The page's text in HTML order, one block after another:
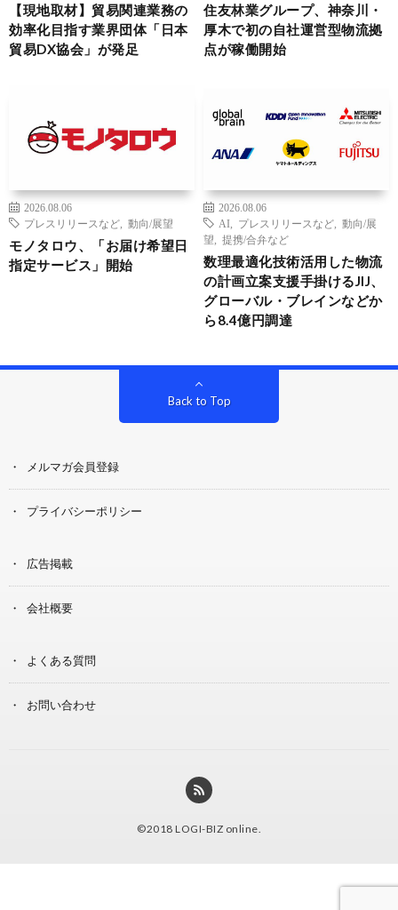
【現地取材】貿易関連業務の
効率化目指す業界団体「日本
貿易DX協会」が発足
住友林業グループ、神奈川・
厚木で初の自社運営型物流拠
点が稼働開始
2026.08.06
プレスリリースなど
動向/展望
モノタロウ、「お届け希望日
指定サービス」開始
2026.08.06
AI
プレスリリースなど
動向/展
望
提携/合弁など
数理最適化技術活用した物流
の計画立案支援手掛けるJIJ、
グローバル・ブレインなどか
ら8.4億円調達
Back to Top
メルマガ会員登録
プライバシーポリシー
広告掲載
会社概要
よくある質問
お問い合わせ
©2018 LOGI-BIZ online